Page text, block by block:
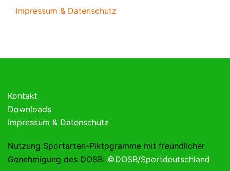
Impressum & Datenschutz
Kontakt
Downloads
Impressum & Datenschutz
Nutzung Sportarten-Piktogramme mit freundlicher
Genehmigung des DOSB: ©DOSB/Sportdeutschland